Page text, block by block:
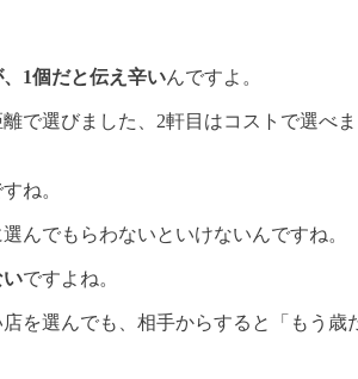
1個だと伝え辛いんですよ。
離で選びました、2軒目はコストで選
ね。
んでもらわないといけないんですね。
いですよね。
を選んでも、相手からすると「もう